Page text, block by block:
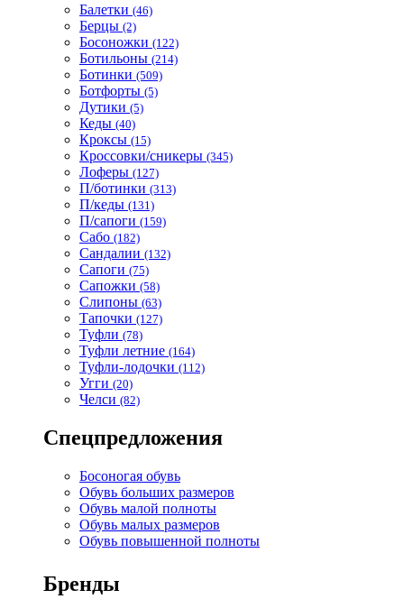
Балетки (46)
Берцы (2)
Босоножки (122)
Ботильоны (214)
Ботинки (509)
Ботфорты (5)
Дутики (5)
Кеды (40)
Кроксы (15)
Кроссовки/сникеры (345)
Лоферы (127)
П/ботинки (313)
П/кеды (131)
П/сапоги (159)
Сабо (182)
Сандалии (132)
Сапоги (75)
Сапожки (58)
Слипоны (63)
Тапочки (127)
Туфли (78)
Туфли летние (164)
Туфли-лодочки (112)
Угги (20)
Челси (82)
Спецпредложения
Босоногая обувь
Обувь больших размеров
Обувь малой полноты
Обувь малых размеров
Обувь повышенной полноты
Бренды